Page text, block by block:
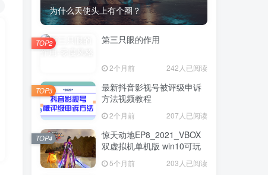
为什么天使头上有个圈？
第三只眼的作用
2个月前 242人已阅读
TOP2
最新抖音影视号被评级申诉
方法视频教程
2个月前 207人已阅读
TOP3
惊天动地EP8_2021_VBOX
双虚拟机单机版 win10可玩
5个月前 203人已阅读
TOP4